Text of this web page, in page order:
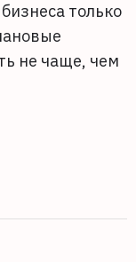
только
не чаще, чем